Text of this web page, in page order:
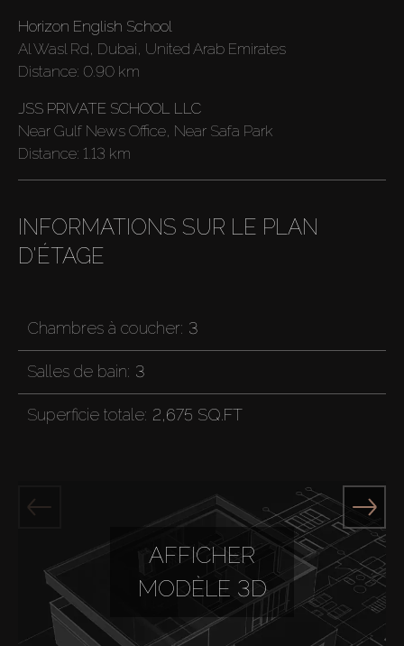
Horizon English School
Al Wasl Rd, Dubai, United Arab Emirates
Distance: 0.90 km
JSS PRIVATE SCHOOL LLC
Near Gulf News Office, Near Safa Park
Distance: 1.13 km
INFORMATIONS SUR LE PLAN
D'ÉTAGE
Chambres à coucher: 3
Salles de bain: 3
Superficie totale: 2,675 SQ.FT
AFFICHER
MODÈLE 3D